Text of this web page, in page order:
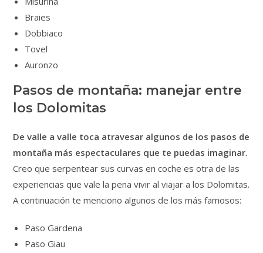
Braies
Dobbiaco
Tovel
Auronzo
Pasos de montaña: manejar entre
los Dolomitas
De valle a valle toca atravesar algunos de los pasos de
montaña más espectaculares que te puedas imaginar.
Creo que serpentear sus curvas en coche es otra de las
experiencias que vale la pena vivir al viajar a los Dolomitas.
A continuación te menciono algunos de los más famosos:
Paso Gardena
Paso Giau